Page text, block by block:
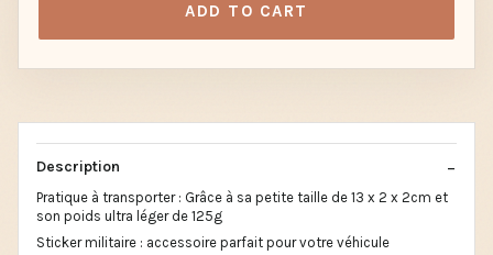
ADD TO CART
Description
Pratique à transporter : Grâce à sa petite taille de 13 x 2 x 2cm et
son poids ultra léger de 125g
Sticker militaire : accessoire parfait pour votre véhicule